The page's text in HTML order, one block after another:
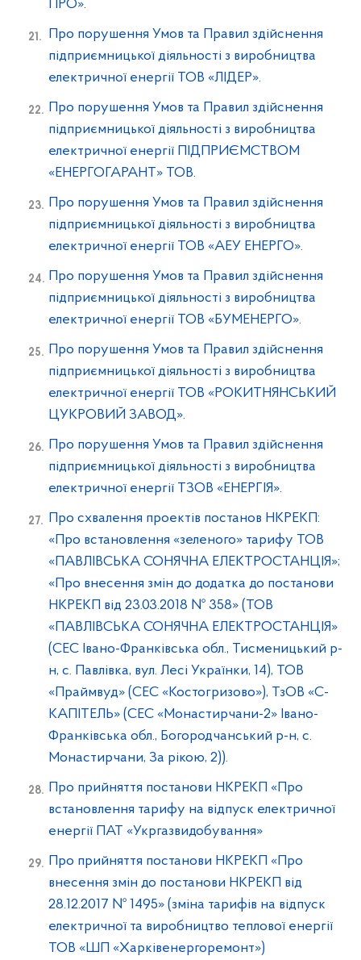
ПРО».
Про порушення Умов та Правил здійснення
підприємницької діяльності з виробництва
електричної енергії ТОВ «ЛІДЕР».
Про порушення Умов та Правил здійснення
підприємницької діяльності з виробництва
електричної енергії ПІДПРИЄМСТВОМ
«ЕНЕРГОГАРАНТ» ТОВ.
Про порушення Умов та Правил здійснення
підприємницької діяльності з виробництва
електричної енергії ТОВ «АЕУ ЕНЕРГО».
Про порушення Умов та Правил здійснення
підприємницької діяльності з виробництва
електричної енергії ТОВ «БУМЕНЕРГО».
Про порушення Умов та Правил здійснення
підприємницької діяльності з виробництва
електричної енергії ТОВ «РОКИТНЯНСЬКИЙ
ЦУКРОВИЙ ЗАВОД».
Про порушення Умов та Правил здійснення
підприємницької діяльності з виробництва
електричної енергії ТЗОВ «ЕНЕРГІЯ».
Про схвалення проектів постанов НКРЕКП:
«Про встановлення «зеленого» тарифу ТОВ
«ПАВЛІВСЬКА СОНЯЧНА ЕЛЕКТРОСТАНЦІЯ»;
«Про внесення змін до додатка до постанови
НКРЕКП від 23.03.2018 № 358» (ТОВ
«ПАВЛІВСЬКА СОНЯЧНА ЕЛЕКТРОСТАНЦІЯ»
(СЕС Івано-Франківська обл., Тисменицький р-
н, с. Павлівка, вул. Лесі Українки, 14), ТОВ
«Праймвуд» (СЕС «Костогризово»), ТзОВ «С-
КАПІТЕЛЬ» (СЕС «Монастирчани-2» Івано-
Франківська обл., Богородчанський р-н, с.
Монастирчани, За рікою, 2)).
Про прийняття постанови НКРЕКП «Про
встановлення тарифу на відпуск електричної
енергії ПАТ «Укргазвидобування»
Про прийняття постанови НКРЕКП «Про
внесення змін до постанови НКРЕКП від
28.12.2017 № 1495» (зміна тарифів на відпуск
електричної та виробництво теплової енергії
ТОВ «ШП «Харківенергоремонт»)